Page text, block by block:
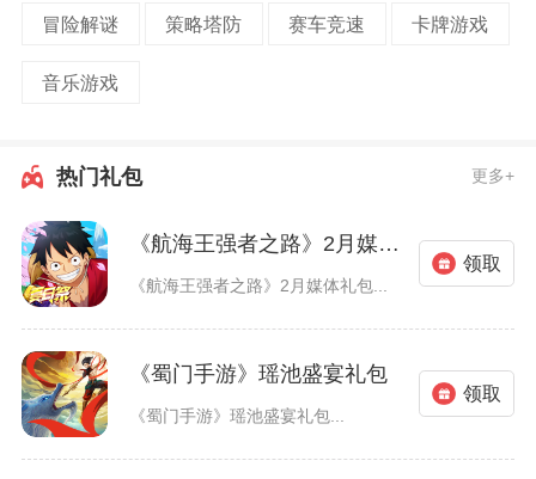
冒险解谜 策略塔防 赛车竞速 卡牌游戏
音乐游戏
热门礼包 更多+
《航海王强者之路》2月媒体礼包
《航海王强者之路》2月媒体礼包...
领取
《蜀门手游》瑶池盛宴礼包
《蜀门手游》瑶池盛宴礼包...
领取